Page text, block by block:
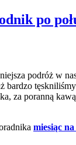
po
podróż
bardzo
za poranną
miesiąc